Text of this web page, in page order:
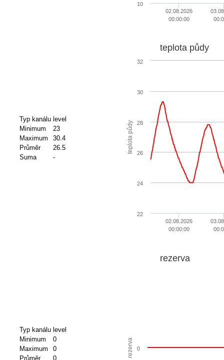
02.08.2026
00:00:00
10
Typ kanálu level
Minimum
23
Maximum
30.4
Průměr
26.5
Suma
-
teplota půdy
teplota půdy
02.08.2026
00:00:00
22
24
26
28
30
32
Typ kanálu level
Minimum
0
Maximum
0
Průměr
0
rezerva
rezerva
0